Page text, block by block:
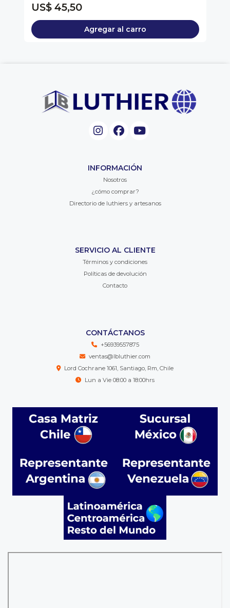
US$ 45,50
Agregar al carro
INFORMACIÓN
Nosotros
¿cómo comprar?
Directorio de luthiers y artesanos
SERVICIO AL CLIENTE
Términos y condiciones
Políticas de devolución
Contacto
CONTÁCTANOS
+56939557875
ventas@lbluthier.com
Lord Cochrane 1061, Santiago, Rm, Chile
Lun a Vie 08:00 a 18:00hrs